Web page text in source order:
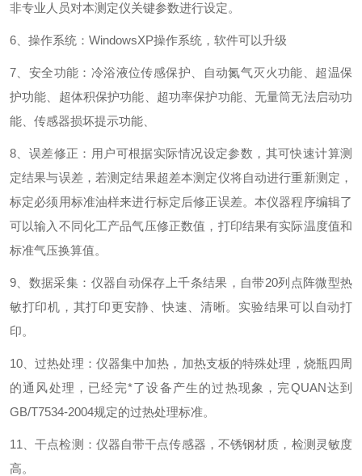
非专业人员对本测定仪关键参数进行设定。
6、操作系统：WindowsXP操作系统，软件可以升级
7、安全功能：冷浴液位传感保护、自动氮气灭火功能、超温保
护功能、超体积保护功能、超功率保护功能、无量筒无法启动功
能、传感器损坏提示功能、
8、误差修正：用户可根据实际情况设定参数，其可快速计算测
定结果与误差，若测定结果超差本测定仪将自动进行重新测定，
标定必须用标准油样来进行标定后修正误差。本仪器程序编辑了
可以输入不同化工产品气压修正数值，打印结果有实际温度值和
标准气压换算值。
9、数据采集：仪器自动保存上千条结果，自带20列点阵微型热
敏打印机，其打印更安静、快速、清晰。实验结果可以自动打
印。
10、过热处理：仪器集中加热，加热支板的特殊处理，烧瓶四周
的通风处理，已经完*了设备产生的过热现象，完QUAN达到
GB/T7534-2004规定的过热处理标准。
11、干点检测：仪器自带干点传感器，不锈钢材质，检测灵敏度
高。